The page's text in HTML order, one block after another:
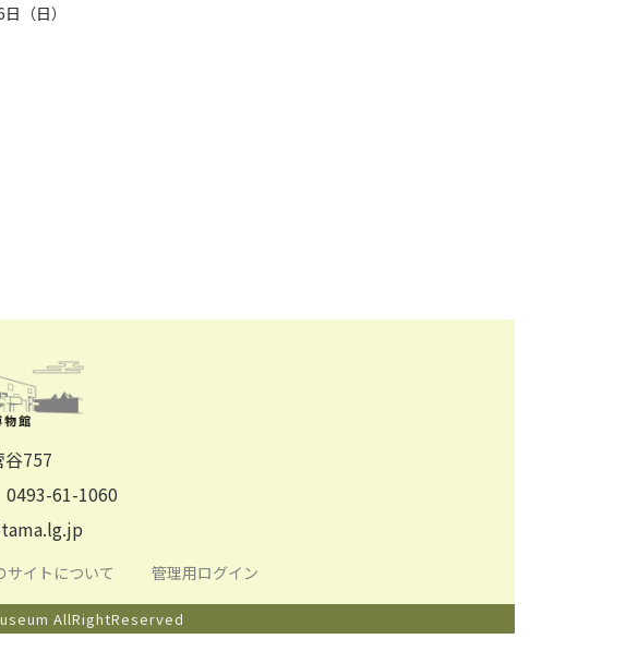
（日）
757
61-1060
サイトについて 管理用ログイン
AllRightReserved